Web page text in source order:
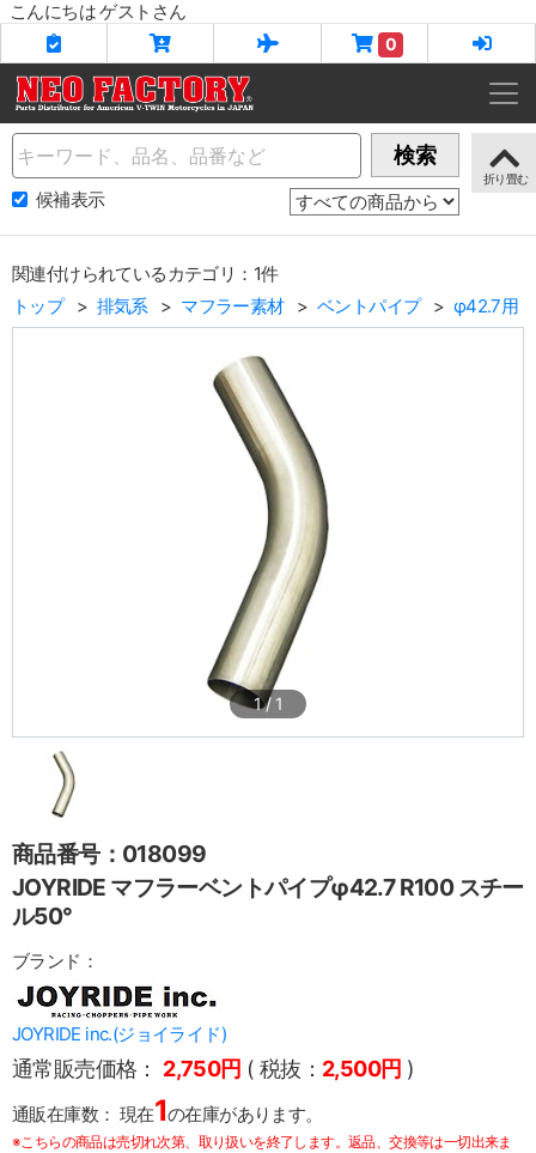
こんにちは ゲストさん
0
Name 検索
候補表示
関連付けられているカテゴリ：1件
トップ
排気系 マフラー素材 ベントパイプ φ42.7用
1/ 1
商品番号：018099
JOYRIDE マフラーベントパイプφ42.7 R100 スチー
ル50°
ブランド：
JOYRIDE inc.(ジョイライド)
通常販売価格： 2,750円 ( 税抜： 2,500円 )
通販在庫数： 現在1の在庫があります。
※こちらの商品は売切れ次第、取り扱いを終了します。返品、交換等は一切出来ま